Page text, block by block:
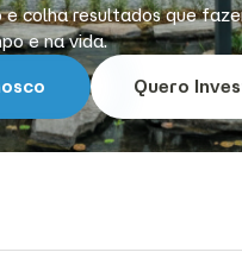
e colha resultados que
e na vida.
Quero